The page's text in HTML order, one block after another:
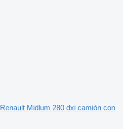
Renault Midlum 280 dxi camión con